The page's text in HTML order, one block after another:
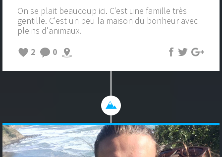
On se plait beaucoup ici. C'est une famille très
gentille. C'est un peu la maison du bonheur avec
pleins d'animaux.
2
0